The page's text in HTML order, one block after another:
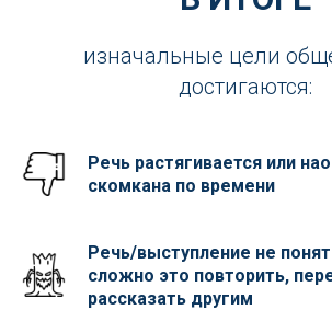
изначальные цели
достигаются:
Речь растягивается или
скомкана по времени
Речь/выступление не
сложно это повторить,
рассказать другим